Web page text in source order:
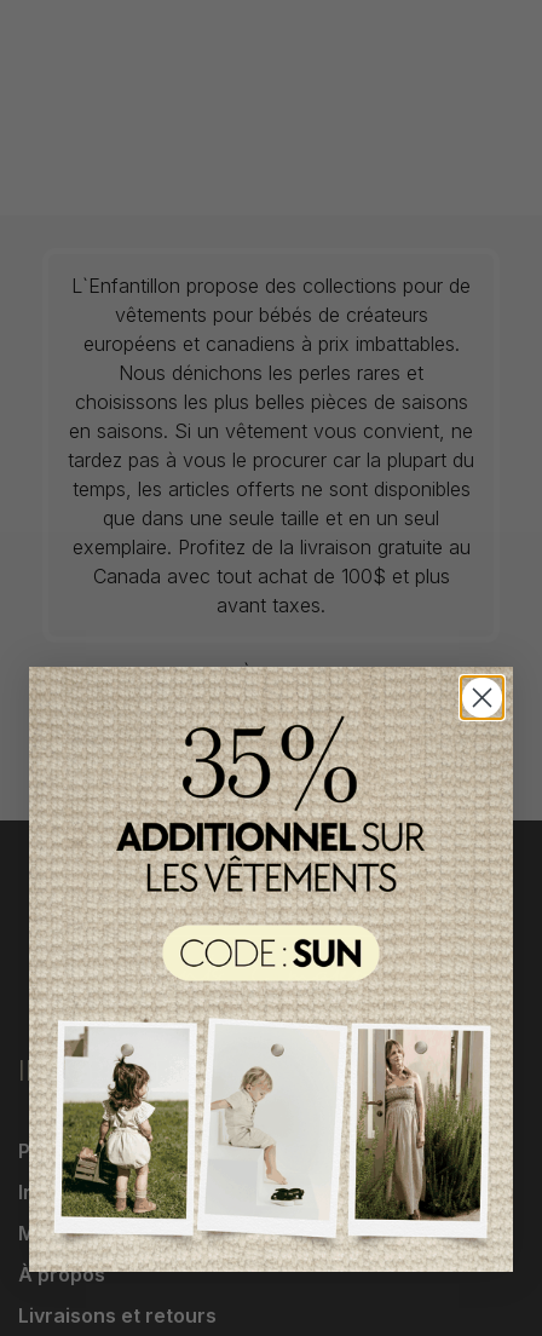
L`Enfantillon propose des collections pour de
vêtements pour bébés de créateurs
européens et canadiens à prix imbattables.
Nous dénichons les perles rares et
choisissons les plus belles pièces de saisons
en saisons. Si un vêtement vous convient, ne
tardez pas à vous le procurer car la plupart du
temps, les articles offerts ne sont disponibles
que dans une seule taille et en un seul
exemplaire. Profitez de la livraison gratuite au
Canada avec tout achat de 100$ et plus
avant taxes.
ACCÈS RAPIDE
magasinez par catégorie
INFORMATIONS
Programme Loyauté
Influenceuses
Marques
À propos
Livraisons et retours